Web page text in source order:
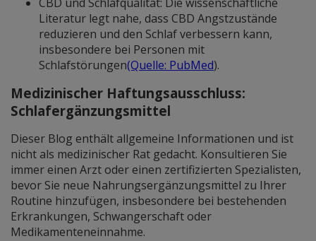
Literatur legt nahe, dass CBD Angstzustände
reduzieren und den Schlaf verbessern kann,
insbesondere bei Personen mit
Schlafstörungen(Quelle: PubMed).
Medizinischer Haftungsausschluss:
Schlafergänzungsmittel
Dieser Blog enthält allgemeine Informationen und ist
nicht als medizinischer Rat gedacht. Konsultieren Sie
immer einen Arzt oder einen zertifizierten Spezialisten,
bevor Sie neue Nahrungsergänzungsmittel zu Ihrer
Routine hinzufügen, insbesondere bei bestehenden
Erkrankungen, Schwangerschaft oder
Medikamenteneinnahme.